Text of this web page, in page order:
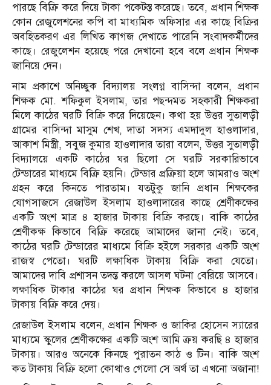
পারছে বিক্রি করে দিয়ে টাকা পকেটস্ত করেছে। তবে, প্রধান শিক্ষক
কোন রেজুলেশনের কপি বা মাধ্যমিক অফিসার এর কাছে বিক্রির
অবহিতকরণ এর লিখিত কাগজ দেখাতে পারেনি সংবাদকর্মীদের
কাছে। রেজুলেশন হয়েছে পরে দেখানো হবে বলে প্রধান শিক্ষক
জানিয়ে দেন।
নাম প্রকাশে অনিচ্ছুক বিদ্যালয় সংলগ্ন বাসিন্দা বলেন, প্রধান
শিক্ষক মো. শফিকুল ইসলাম, তার পছন্দমত সহকারী শিক্ষকরা
মিলে কাঠের ঘরটি বিক্রি করে দিয়েছেন। কথা হয় উত্তর সুতালড়ী
গ্রামের বাসিন্দা মাসুম শেখ, দাতা সদস্য এমদাদুল হাওলাদার,
আকাশ মিস্ত্রী, সবুজ কুমার হাওলাদার তারা বলেন, উত্তর সুতালড়ী
বিদ্যালয়ে একটি কাঠের ঘর ছিলো সে ঘরটি সরকারিভাবে
টেন্ডারের মাধ্যমে বিক্রি হয়নি। টেন্ডার প্রক্রিয়া হলে আমরাও অংশ
গ্রহন করে কিনতে পারতাম। যতটুকু জানি প্রধান শিক্ষকের
যোগসাজসে রেজাউল ইসলাম হাওলাদারের কাছে শ্রেণীকক্ষের
একটি অংশ মাত্র ৪ হাজার টাকায় বিক্রি করছে। বাকি কাঠের
শ্রেণীকক্ষ কিভাবে বিক্রি করেছে আমাদের জানা নেই। তবে,
কাঠের ঘরটি টেন্ডারের মাধ্যমে বিক্রি হইলে সরকার একটি অংশ
রাজস্ব পেতো। ঘরটি লক্ষাধিক টাকায় বিক্রি করা যেতো।
আমাদের দাবি প্রশাসন তদন্ত করলে আসল ঘটনা বেরিয়ে আসবে।
লক্ষাধিক টাকার কাঠের ঘর প্রধান শিক্ষক কিভাবে ৪ হাজার
টাকায় বিক্রি করে দেয়।
রেজাউল ইসলাম বলেন, প্রধান শিক্ষক ও জাকির হোসেন স্যারের
মাধ্যমে স্কুলের শ্রেণীকক্ষের একটি অংশ আমি ক্রয় করছি ৪ হাজার
টাকায়। আরও অনেকে কিনছে পুরাতন কাঠ ও টিন। বাকি অংশ
কত টাকায় বিক্রি হলো কোথাও গেলো সে অর্থ তা এখনো অজানা!